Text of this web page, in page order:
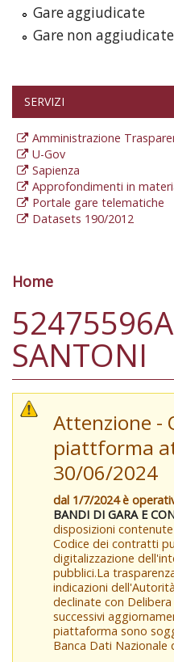
Gare aggiudicate
Gare non aggiudicate
SERVIZI
Amministrazione
U-Gov
Sapienza
Approfondimenti in
Portale gare telematiche
Datasets 190/2012
Tu sei qui
Home
SANTONI
Attenzione -
piattforma
30/06/2024
dal 1/7/2024 è
BANDI DI GARA E
disposizioni
Codice dei contratti
digitalizzazione
pubblici.La
indicazioni
declinate con Delibera
successivi
piattaforma sono
Banca Dati Nazionale